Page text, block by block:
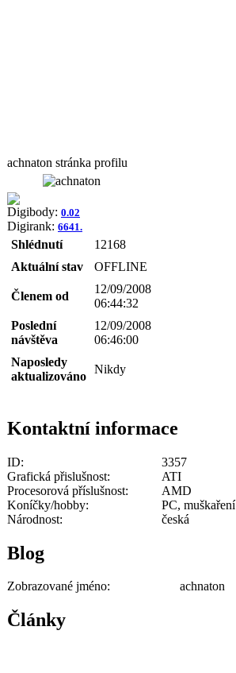
achnaton stránka profilu
Digibody: 0.02
Digirank: 6641.
Shlédnutí
12168
Aktuální stav
OFFLINE
Členem od
12/09/2008
06:44:32
Poslední
návštěva
12/09/2008
06:46:00
Naposledy
aktualizováno
Nikdy
Kontaktní informace
ID:
3357
Grafická přislušnost:
ATI
Procesorová příslušnost:
AMD
Koníčky/hobby:
PC, muškaření
Národnost:
česká
Blog
Zobrazované jméno: achnaton
Články